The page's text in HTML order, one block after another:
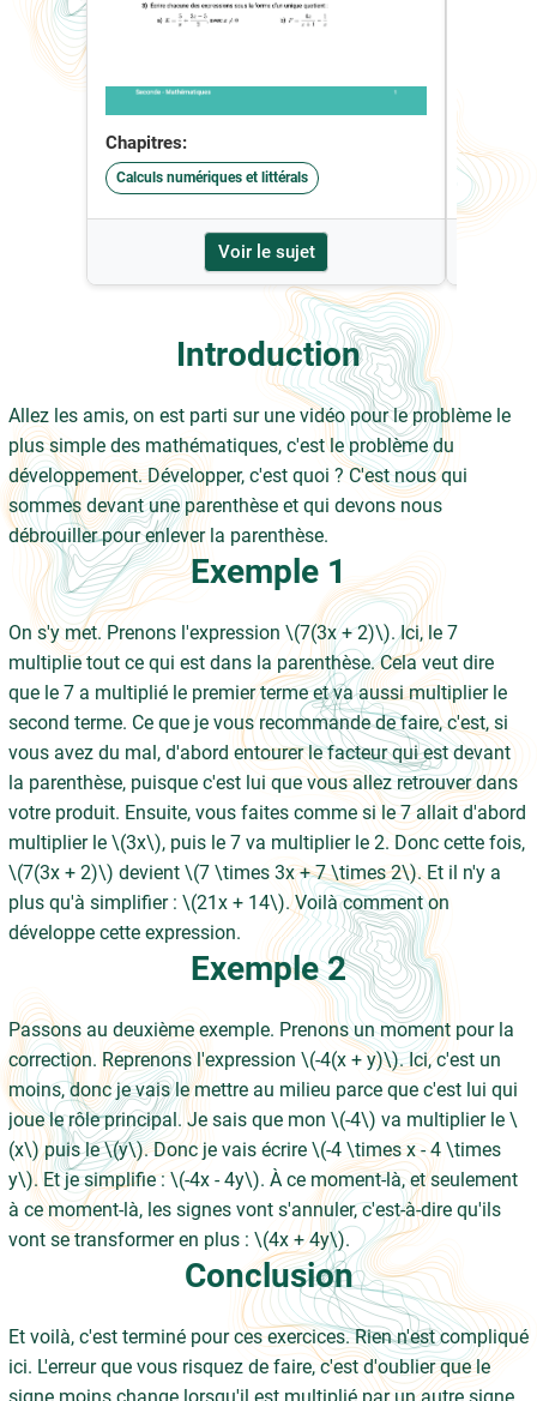
Chapitres:
Calculs numériques et littérals
Voir le sujet
Calculs
Introduction
Allez les amis, on est parti sur une vidéo pour le problème le
plus simple des mathématiques, c'est le problème du
développement. Développer, c'est quoi ? C'est nous qui
sommes devant une parenthèse et qui devons nous
débrouiller pour enlever la parenthèse.
Exemple 1
On s'y met. Prenons l'expression \(7(3x + 2)\). Ici, le 7
multiplie tout ce qui est dans la parenthèse. Cela veut dire
que le 7 a multiplié le premier terme et va aussi multiplier le
second terme. Ce que je vous recommande de faire, c'est, si
vous avez du mal, d'abord entourer le facteur qui est devant
la parenthèse, puisque c'est lui que vous allez retrouver dans
votre produit. Ensuite, vous faites comme si le 7 allait d'abord
multiplier le \(3x\), puis le 7 va multiplier le 2. Donc cette fois,
\(7(3x + 2)\) devient \(7 \times 3x + 7 \times 2\). Et il n'y a
plus qu'à simplifier : \(21x + 14\). Voilà comment on
développe cette expression.
Exemple 2
Passons au deuxième exemple. Prenons un moment pour la
correction. Reprenons l'expression \(-4(x + y)\). Ici, c'est un
moins, donc je vais le mettre au milieu parce que c'est lui qui
joue le rôle principal. Je sais que mon \(-4\) va multiplier le \
(x\) puis le \(y\). Donc je vais écrire \(-4 \times x - 4 \times
y\). Et je simplifie : \(-4x - 4y\). À ce moment-là, et seulement
à ce moment-là, les signes vont s'annuler, c'est-à-dire qu'ils
vont se transformer en plus : \(4x + 4y\).
Conclusion
Et voilà, c'est terminé pour ces exercices. Rien n'est compliqué
ici. L'erreur que vous risquez de faire, c'est d'oublier que le